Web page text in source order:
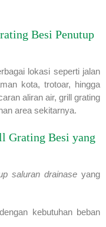
Besi Penutup
lokasi seperti jalan
kota, trotoar, hingga
aliran air, grill grating
area sekitarnya.
Grating Besi yang
saluran drainaseyang
kebutuhan beban